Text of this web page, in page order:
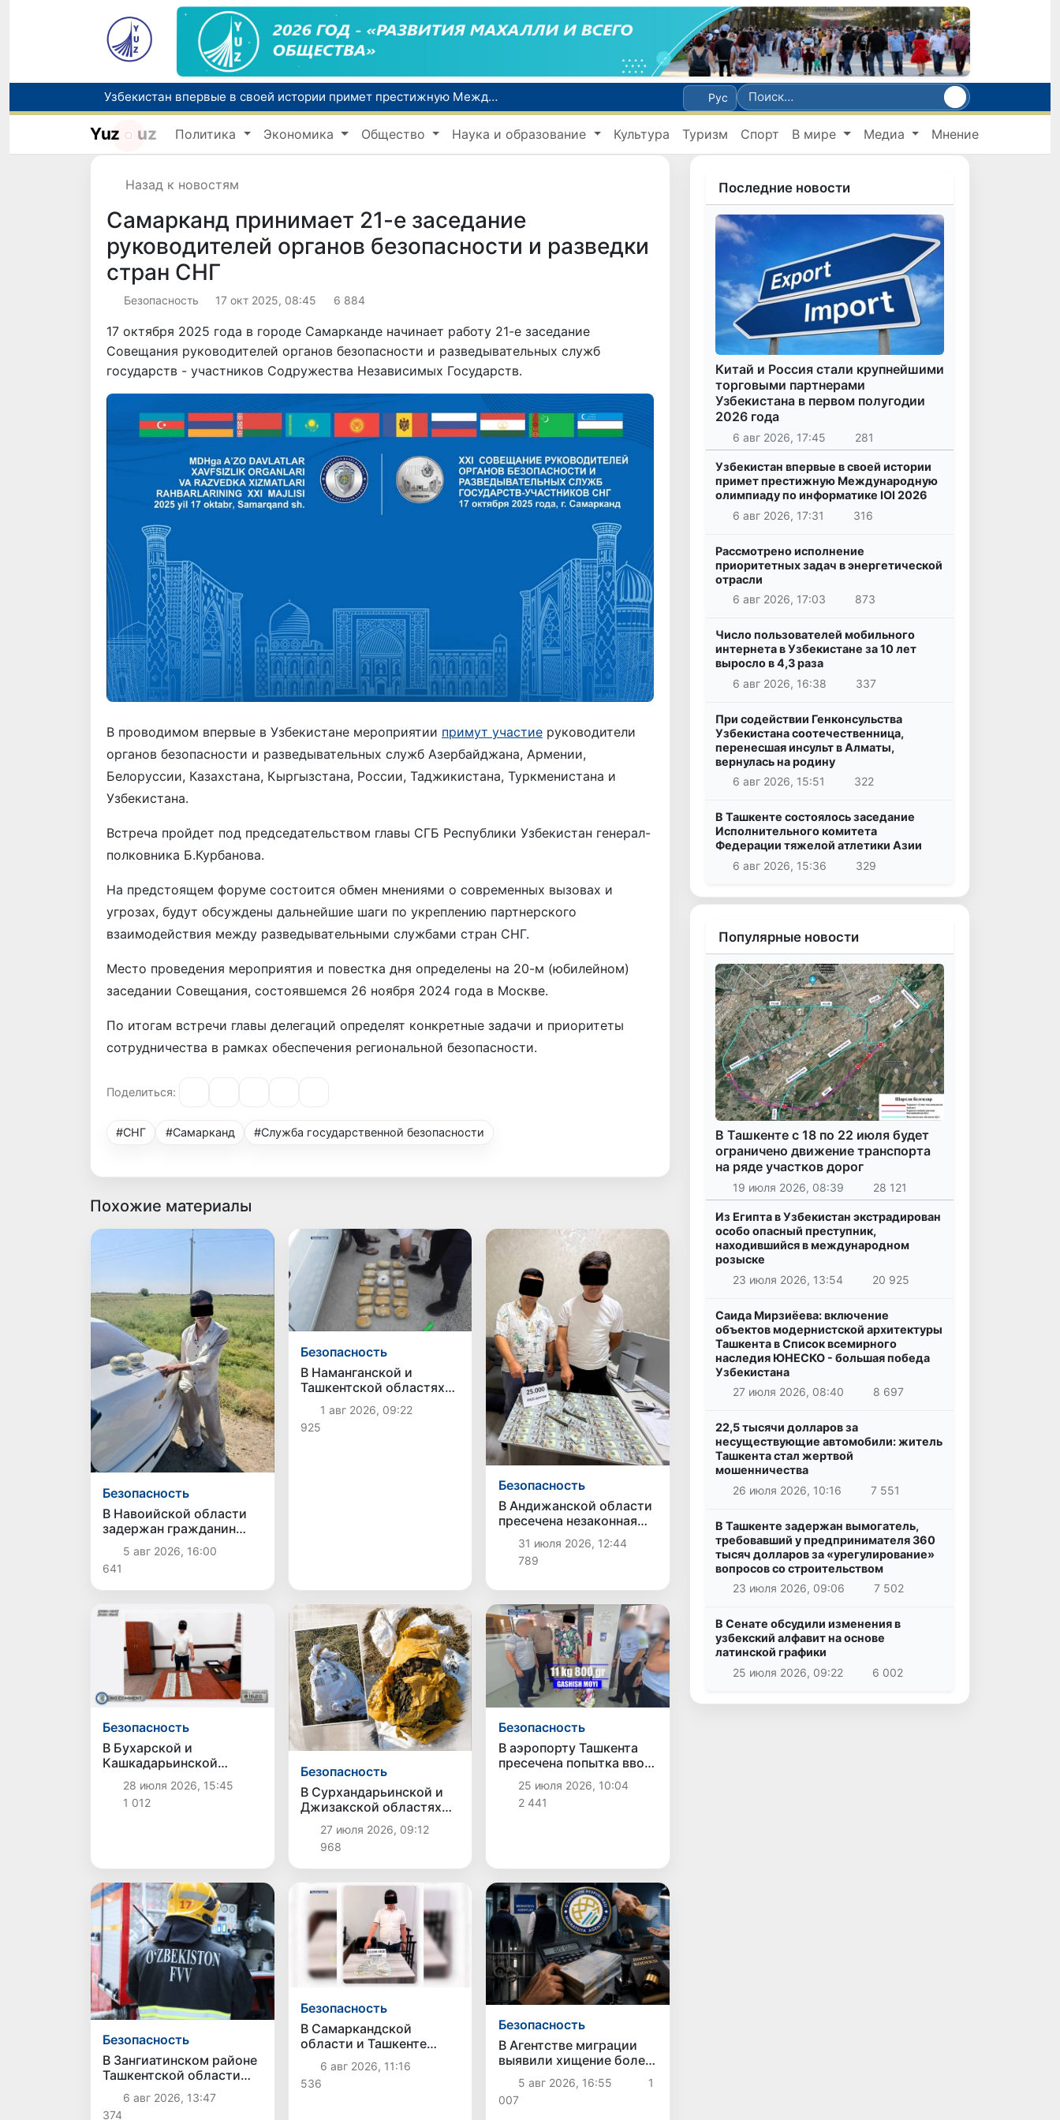
Узбекистан впервые в своей истории примет престижную Международную олимпиаду по информатике IOI 2026
Число пользователей мобильного интернета в Узбекистане за 10 лет выросло в 4,3 раза
При содействии Генконсульства Узбекистана соотечественница, перенесшая инсульт в Алматы, вернулась на родину
Рус
Yuz uz Политика Экономика Общество Наука и образование Культура Туризм Спорт В мире Медиа Мнение
Назад к новостям
Самарканд принимает 21-е заседание
руководителей органов безопасности и разведки
стран СНГ
Безопасность 17 окт 2025, 08:45 6 884
17 октября 2025 года в городе Самарканде начинает работу 21-е заседание
Совещания руководителей органов безопасности и разведывательных служб
государств - участников Содружества Независимых Государств.
В проводимом впервые в Узбекистане мероприятии примут участие руководители
органов безопасности и разведывательных служб Азербайджана, Армении,
Белоруссии, Казахстана, Кыргызстана, России, Таджикистана, Туркменистана и
Узбекистана.
Встреча пройдет под председательством главы СГБ Республики Узбекистан генерал-
полковника Б.Курбанова.
На предстоящем форуме состоится обмен мнениями о современных вызовах и
угрозах, будут обсуждены дальнейшие шаги по укреплению партнерского
взаимодействия между разведывательными службами стран СНГ.
Место проведения мероприятия и повестка дня определены на 20-м (юбилейном)
заседании Совещания, состоявшемся 26 ноября 2024 года в Москве.
По итогам встречи главы делегаций определят конкретные задачи и приоритеты
сотрудничества в рамках обеспечения региональной безопасности.
Поделиться:
#СНГ #Самарканд #Служба государственной безопасности
Похожие материалы
Безопасность
В Навоийской области
задержан гражданин
Казахстана с 2 кг
наркотического
вещества
5 авг 2026, 16:00
641
Безопасность
В Наманганской и
Ташкентской областях
изъято более 11,7 кг
наркотиков
1 авг 2026, 09:22
925
Безопасность
В Андижанской области
пресечена незаконная
попытка оформить
землю из госрезерва за
39 тысяч долларов
31 июля 2026, 12:44
789
Безопасность
В Бухарской и
Кашкадарьинской
областях пресечены
коррупционные схемы
при оформлении
28 июля 2026, 15:45
1 012
Безопасность
В Сурхандарьинской и
Джизакской областях
изъято почти 9 кг
наркотических средств
27 июля 2026, 09:12
968
Безопасность
В аэропорту Ташкента
пресечена попытка ввоза
11,8 кг гашишного масла
25 июля 2026, 10:04
2 441
Безопасность
В Зангиатинском районе
Ташкентской области
произошёл пожар в
магазине
6 авг 2026, 13:47
374
Безопасность
В Самаркандской
области и Ташкенте
пресечены факты
коррупции и
мошенничества
6 авг 2026, 11:16
536
Безопасность
В Агентстве миграции
выявили хищение более
1 млрд сумов
бюджетных средств
5 авг 2026, 16:55
1
007
Последние новости
Китай и Россия стали крупнейшими
торговыми партнерами
Узбекистана в первом полугодии
2026 года
6 авг 2026, 17:45 281
Узбекистан впервые в своей истории
примет престижную Международную
олимпиаду по информатике IOI 2026
6 авг 2026, 17:31
316
Рассмотрено исполнение
приоритетных задач в энергетической
отрасли
6 авг 2026, 17:03
873
Число пользователей мобильного
интернета в Узбекистане за 10 лет
выросло в 4,3 раза
6 авг 2026, 16:38
337
При содействии Генконсульства
Узбекистана соотечественница,
перенесшая инсульт в Алматы,
вернулась на родину
6 авг 2026, 15:51
322
В Ташкенте состоялось заседание
Исполнительного комитета
Федерации тяжелой атлетики Азии
6 авг 2026, 15:36
329
Популярные новости
В Ташкенте с 18 по 22 июля будет
ограничено движение транспорта
на ряде участков дорог
19 июля 2026, 08:39 28 121
Из Египта в Узбекистан экстрадирован
особо опасный преступник,
находившийся в международном
розыске
23 июля 2026, 13:54
20 925
Саида Мирзиёева: включение
объектов модернистской архитектуры
Ташкента в Список всемирного
наследия ЮНЕСКО - большая победа
Узбекистана
27 июля 2026, 08:40
8 697
22,5 тысячи долларов за
несуществующие автомобили: житель
Ташкента стал жертвой
мошенничества
26 июля 2026, 10:16
7 551
В Ташкенте задержан вымогатель,
требовавший у предпринимателя 360
тысяч долларов за «урегулирование»
вопросов со строительством
23 июля 2026, 09:06
7 502
В Сенате обсудили изменения в
узбекский алфавит на основе
латинской графики
25 июля 2026, 09:22
6 002